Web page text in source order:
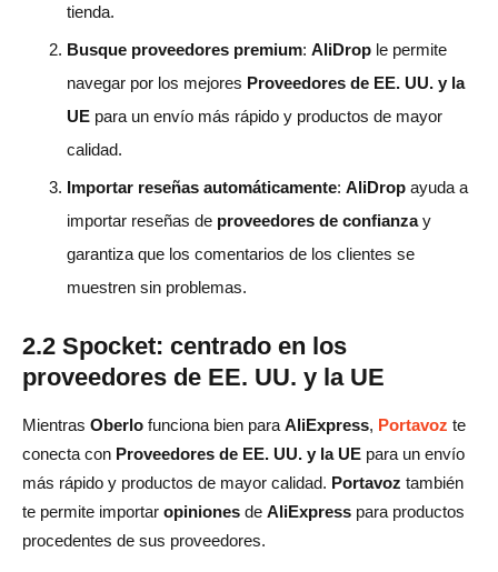
tienda.
Busque proveedores premium: AliDrop le permite
navegar por los mejores Proveedores de EE. UU. y la
UE para un envío más rápido y productos de mayor
calidad.
Importar reseñas automáticamente: AliDrop ayuda a
importar reseñas de proveedores de confianzay
garantiza que los comentarios de los clientes se
muestren sin problemas.
2.2 Spocket: centrado en los
proveedores de EE. UU. y la UE
Mientras Oberlo funciona bien para AliExpress, Portavoz te
conecta con Proveedores de EE. UU. y la UE para un envío
más rápido y productos de mayor calidad. Portavoz también
te permite importar opiniones de AliExpress para productos
procedentes de sus proveedores.